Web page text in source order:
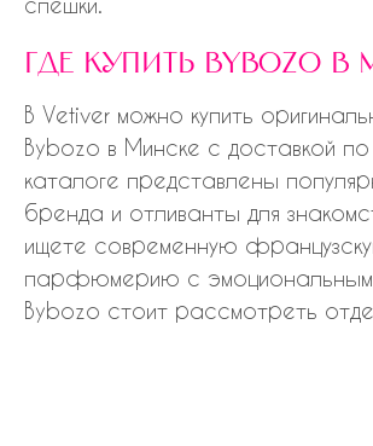
где купить bybozo в
В Vetiver можно купить
Bybozo в Минске с доставкой
каталоге представлены
бренда и отливанты для
ищете современную
парфюмерию с эмоциональным
Bybozo стоит рассмотреть